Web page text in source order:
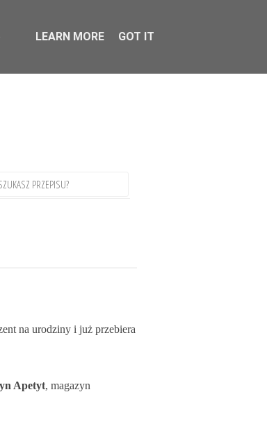
na urodziny i już przebiera
Apetyt, magazyn
LEARN MORE GOT IT